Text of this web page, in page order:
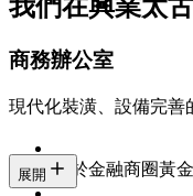
我們在興業太
商務辦公室
現代化裝潢、設備完善
位於金融商圈黃
展開